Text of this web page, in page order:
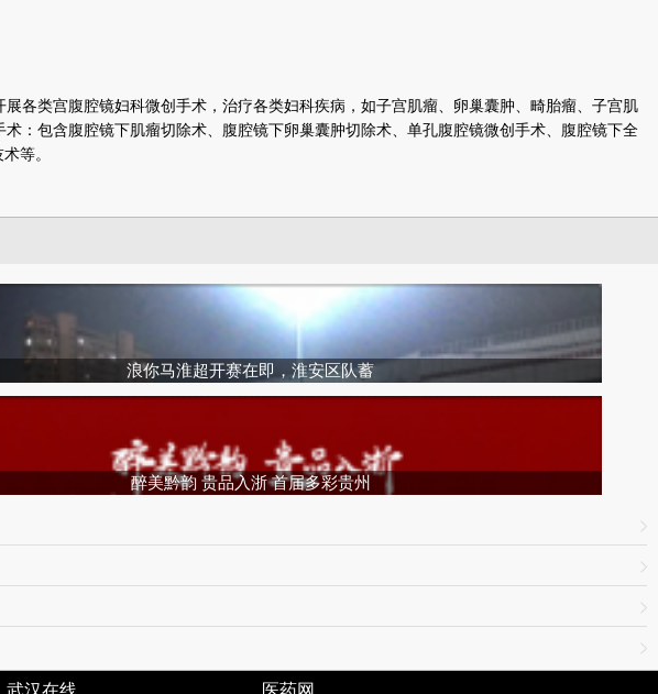
各类宫腹腔镜妇科微创手术，治疗各类妇科疾病，如子宫肌瘤、卵巢囊肿、畸胎瘤、子宫肌
：包含腹腔镜下肌瘤切除术、腹腔镜下卵巢囊肿切除术、单孔腹腔镜微创手术、腹腔镜下全
等。
浪你马淮超开赛在即，淮安区队蓄
醉美黔韵 贵品入浙 首届多彩贵州
武汉在线 医药网